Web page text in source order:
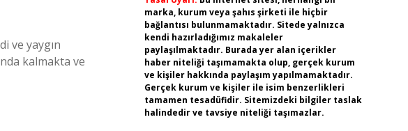
ve yaygın
kalmakta ve
marka, kurum veya şahıs şirketi ile hiçbir
bağlantısı bulunmamaktadır. Sitede yalnızca
kendi hazırladığımız makaleler
paylaşılmaktadır. Burada yer alan içerikler
haber niteliği taşımamakta olup, gerçek kurum
ve kişiler hakkında paylaşım yapılmamaktadır.
Gerçek kurum ve kişiler ile isim benzerlikleri
tamamen tesadüfidir. Sitemizdeki bilgiler taslak
halindedir ve tavsiye niteliği taşımazlar.